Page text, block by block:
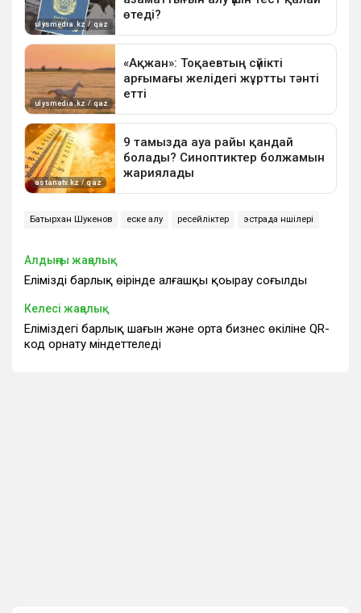
Батырхан Шукенов еске алу ресейліктер эстрада әншілері
Алдыңғы жаңалық
Еліміздің барлық өңірінде алғашқы қоңырау соғылды
Келесі жаңалық
Еліміздегі барлық шағын және орта бизнес өкіліне QR-
код орнату міндеттеледі